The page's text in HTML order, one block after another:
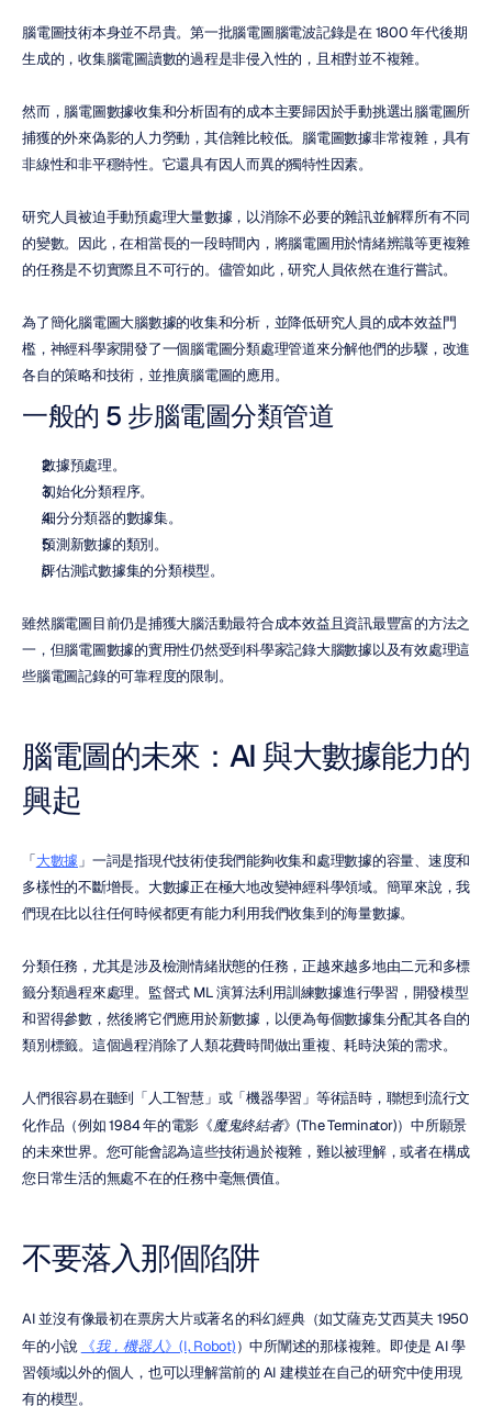
腦電圖技術本身並不昂貴。第一批腦電圖腦電波記錄是在 1800 年代後期
生成的，收集腦電圖讀數的過程是非侵入性的，且相對並不複雜。
然而，腦電圖數據收集和分析固有的成本主要歸因於手動挑選出腦電圖所
捕獲的外來偽影的人力勞動，其信雜比較低。腦電圖數據非常複雜，具有
非線性和非平穩特性。它還具有因人而異的獨特性因素。
研究人員被迫手動預處理大量數據，以消除不必要的雜訊並解釋所有不同
的變數。因此，在相當長的一段時間內，將腦電圖用於情緒辨識等更複雜
的任務是不切實際且不可行的。儘管如此，研究人員依然在進行嘗試。
為了簡化腦電圖大腦數據的收集和分析，並降低研究人員的成本效益門
檻，神經科學家開發了一個腦電圖分類處理管道來分解他們的步驟，改進
各自的策略和技術，並推廣腦電圖的應用。
一般的 5 步腦電圖分類管道
數據預處理。
初始化分類程序。
細分分類器的數據集。
預測新數據的類別。
評估測試數據集的分類模型。
雖然腦電圖目前仍是捕獲大腦活動最符合成本效益且資訊最豐富的方法之
一，但腦電圖數據的實用性仍然受到科學家記錄大腦數據以及有效處理這
些腦電圖記錄的可靠程度的限制。
腦電圖的未來：AI 與大數據能力的
興起
「大數據 」一詞是指現代技術使我們能夠收集和處理數據的容量、速度和
多樣性的不斷增長。大數據正在極大地改變神經科學領域。簡單來說，我
們現在比以往任何時候都更有能力利用我們收集到的海量數據。
分類任務，尤其是涉及檢測情緒狀態的任務，正越來越多地由二元和多標
籤分類過程來處理。監督式 ML 演算法利用訓練數據進行學習，開發模型
和習得參數，然後將它們應用於新數據，以便為每個數據集分配其各自的
類別標籤。這個過程消除了人類花費時間做出重複、耗時決策的需求。
人們很容易在聽到「人工智慧」或「機器學習」等術語時，聯想到流行文
化作品（例如 1984 年的電影《魔鬼終結者》(The Terminator)）中所願景
的未來世界。您可能會認為這些技術過於複雜，難以被理解，或者在構成
您日常生活的無處不在的任務中毫無價值。
不要落入那個陷阱
AI 並沒有像最初在票房大片或著名的科幻經典（如艾薩克·艾西莫夫 1950
年的小說 《我，機器人》(I, Robot)）中所闡述的那樣複雜。即使是 AI 學
習领域以外的個人，也可以理解當前的 AI 建模並在自己的研究中使用現
有的模型。